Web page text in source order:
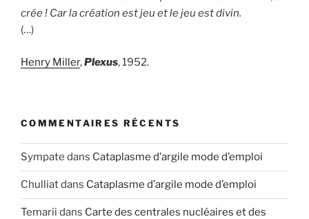
crée ! Car la création est jeu et le jeu est divin.
(…)
Henry Miller,Plexus, 1952.
COMMENTAIRES RÉCENTS
Sympate dans Cataplasme d’argile mode d’emploi
Chulliatdans Cataplasme d’argile mode d’emploi
Temarii dans Carte des centrales nucléaires et des